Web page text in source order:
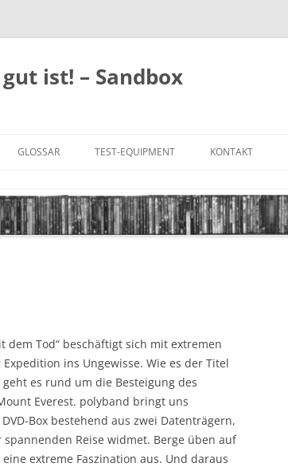
ist! – Sandbox
GLOSSAR
BILD & TON
TEST-EQUIPMENT KONTAKT
IMPRESSUM
dem Tod“ beschäftigt sich mit extremen
ins Ungewisse. Wie es der Titel
es rund um die Besteigung des
Everest. polyband bringt uns
Box bestehend aus zwei Datenträgern,
Reise widmet. Berge üben auf
extreme Faszination aus. Und daraus